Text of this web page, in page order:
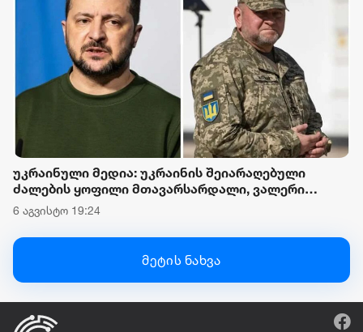
უკრაინული მედია: უკრაინის შეიარაღებული
ძალების ყოფილი მთავარსარდალი, ვალერი
ზალუჟნი პოლიტიკური ლიდერებისადმი ნდობის
რეიტინგს სათავეში უდგას - ვოლოდიმირ
ზელენსკი აღნიშნულ რეიტინგში მეექვსე პოზიციას
6 აგვისტო 19:24
მეტის ნახვა